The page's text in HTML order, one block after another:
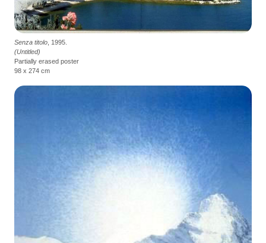
Senza titolo , 1995.
(Untitled)
Partially erased poster
98 x 274 cm